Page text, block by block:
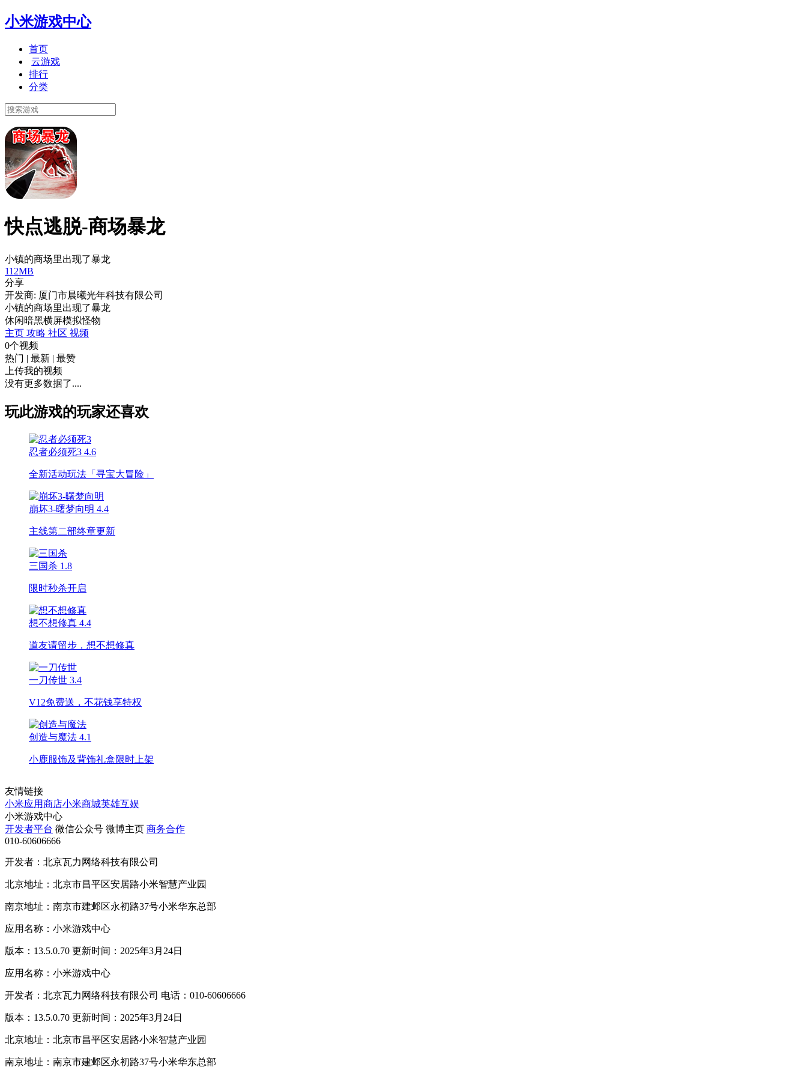
小米游戏中心
首页
云游戏
排行
分类
快点逃脱-商场暴龙
小镇的商场里出现了暴龙
112MB
分享
开发商: 厦门市晨曦光年科技有限公司
小镇的商场里出现了暴龙
休闲暗黑横屏模拟怪物
主页 攻略 社区 视频
0个视频
热门 | 最新 | 最赞
上传我的视频
没有更多数据了....
玩此游戏的玩家还喜欢
忍者必须死3 4.6
全新活动玩法「寻宝大冒险」
崩坏3-曙梦向明 4.4
主线第二部终章更新
三国杀 1.8
限时秒杀开启
想不想修真 4.4
道友请留步，想不想修真
一刀传世 3.4
V12免费送，不花钱享特权
创造与魔法 4.1
小鹿服饰及背饰礼盒限时上架
友情链接
小米应用商店小米商城英雄互娱
小米游戏中心
开发者平台 微信公众号 微博主页 商务合作
010-60606666
开发者：北京瓦力网络科技有限公司
北京地址：北京市昌平区安居路小米智慧产业园
南京地址：南京市建邺区永初路37号小米华东总部
应用名称：小米游戏中心
版本：13.5.0.70 更新时间：2025年3月24日
应用名称：小米游戏中心
开发者：北京瓦力网络科技有限公司 电话：010-60606666
版本：13.5.0.70 更新时间：2025年3月24日
北京地址：北京市昌平区安居路小米智慧产业园
南京地址：南京市建邺区永初路37号小米华东总部